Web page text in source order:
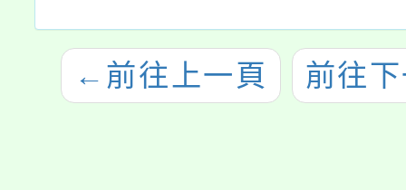
← 前往上一頁 前往